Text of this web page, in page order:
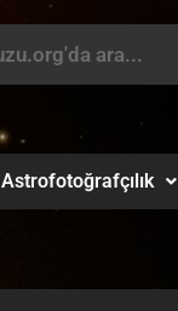
Astrofotoğrafçılık